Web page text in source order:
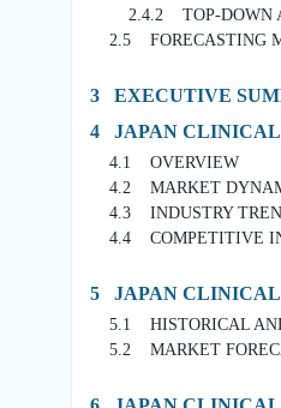
2.4.2 TOP-DOWN
2.5 FORECASTING
3 EXECUTIVE
4 JAPAN CLINICAL
4.1 OVERVIEW
4.2 MARKET
4.3 INDUSTRY
4.4 COMPETITIVE
5 JAPAN CLINICAL
5.1 HISTORICAL AND
5.2 MARKET